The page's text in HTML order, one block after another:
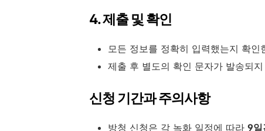
4. 제출 및 확인
모든 정보를 정확히 입력했는지 확인
제출 후 별도의 확인 문자가 발송되
신청 기간과 주의사항
방청 신청은 각 녹화 일정에 따라 9일